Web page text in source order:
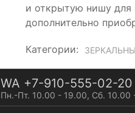
и открытую нишу для
дополнительно
Категории:
WA +7-910-555-02-20
Пн.-Пт. 10.00 - 19.00, Сб. 10.00